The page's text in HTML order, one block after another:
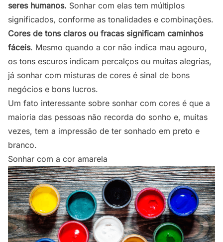
seres humanos. Sonhar com elas tem múltiplos
significados, conforme as tonalidades e combinações.
Cores de tons claros ou fracas significam caminhos
fáceis. Mesmo quando a cor não indica mau agouro,
os tons escuros indicam percalços ou muitas alegrias,
já sonhar com misturas de cores é sinal de bons
negócios e bons lucros.
Um fato interessante sobre sonhar com cores é que a
maioria das pessoas não recorda do sonho e, muitas
vezes, tem a impressão de ter sonhado em preto e
branco.
Sonhar com a cor amarela